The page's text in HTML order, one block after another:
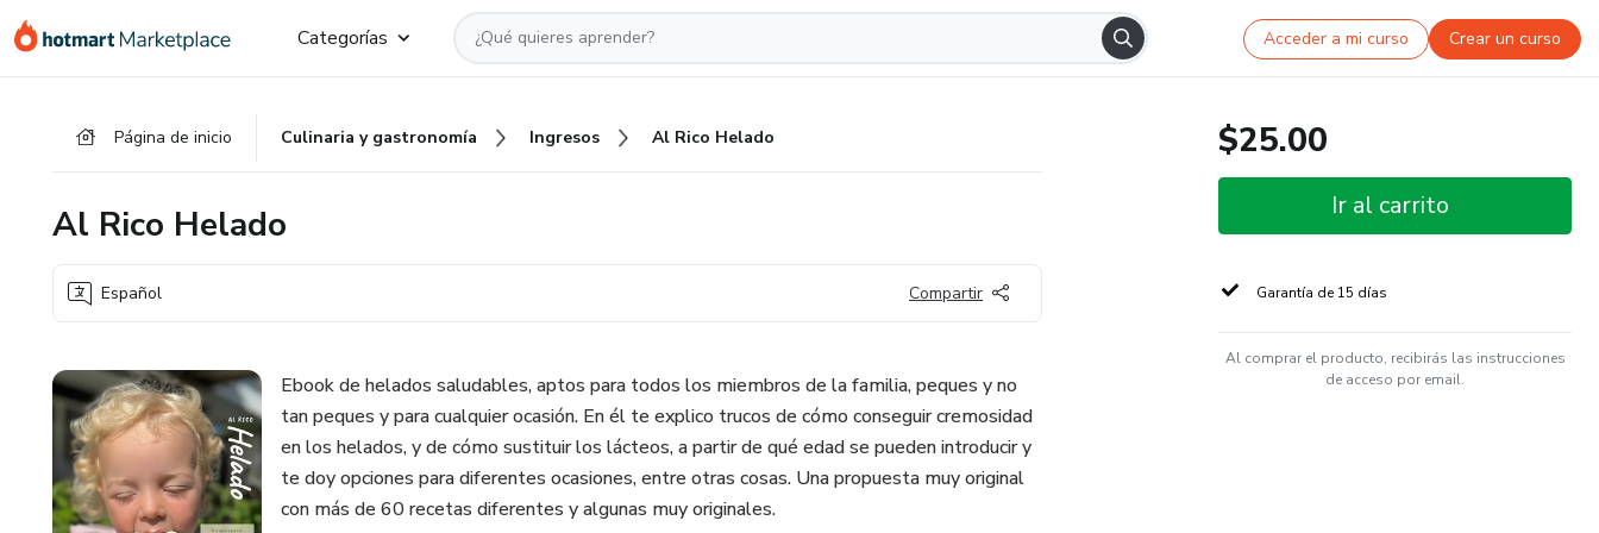
Categorías Acceder a mi curso Crear un curso
Página de inicio Culinaria y gastronomía Ingresos Al Rico Helado
Al Rico Helado
Español Compartir
Ebook de helados saludables, aptos para todos los miembros de la familia, peques y no
tan peques y para cualquier ocasión. En él te explico trucos de cómo conseguir cremosidad
en los helados, y de cómo sustituir los lácteos, a partir de qué edad se pueden introducir y
te doy opciones para diferentes ocasiones, entre otras cosas. Una propuesta muy original
con más de 60 recetas diferentes y algunas muy originales.
$25.00
Ir al carrito
Garantía de 15 días
Al comprar el producto, recibirás las instrucciones
de acceso por email.